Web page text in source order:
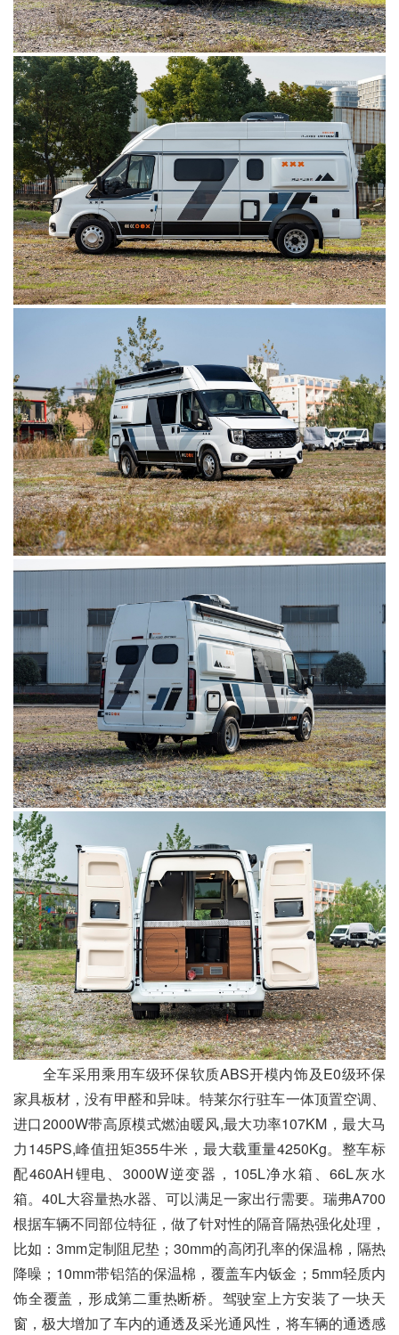
全车采用乘用车级环保软质ABS开模内饰及E0级环保
家具板材，没有甲醛和异味。特莱尔行驻车一体顶置空调、
进口2000W带高原模式燃油暖风,最大功率107KM，最大马
力145PS,峰值扭矩355牛米，最大载重量4250Kg。整车标
配460AH锂电、3000W逆变器，105L净水箱、66L灰水
箱。40L大容量热水器、可以满足一家出行需要。瑞弗A700
根据车辆不同部位特征，做了针对性的隔音隔热强化处理，
比如：3mm定制阻尼垫；30mm的高闭孔率的保温棉，隔热
降噪；10mm带铝箔的保温棉，覆盖车内钣金；5mm轻质内
饰全覆盖，形成第二重热断桥。驾驶室上方安装了一块天
窗，极大增加了车内的通透及采光通风性，将车辆的通透感